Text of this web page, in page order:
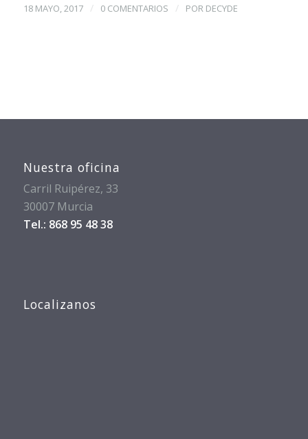
18 MAYO, 2017 / 0 COMENTARIOS / POR DECYDE
Nuestra oficina
Carril Ruipérez, 33
30007 Murcia
Tel.: 868 95 48 38
Localizanos